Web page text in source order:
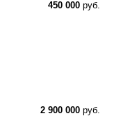
450 000 руб.
2 900 000 руб.